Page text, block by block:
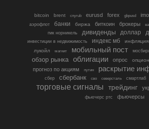
bitcoin brent cnyrub eurusd forex gbpusd
аэрофлот банки биржа биткоин брокеры
гмк норникель
дивиденды доллар
инвестиции в недвижимость индекс мб
инфляция
лукойл
магнит мобильный пост
обзор рынка облигации опрос
прогноз по акциям путин раскрытие
сбер сбербанк сво северсталь смартлаб
торговые сигналы трейдинг
фьючерс ртс фьючерсы